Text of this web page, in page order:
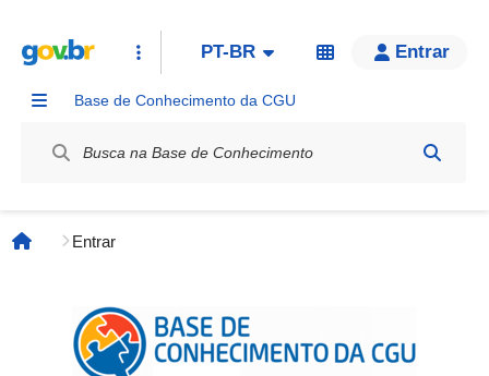
PT-BR Entrar
Base de Conhecimento da CGU
Página inicial
Entrar